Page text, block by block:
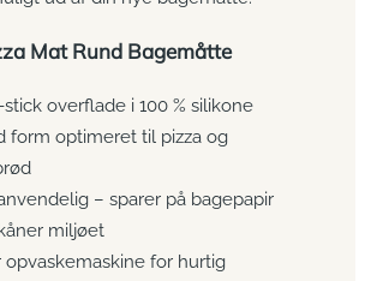
Mat Rund Bagemåtte
overflade i 100 % silikone
form optimeret til pizza og
– sparer på bagepapir
miljøet
opvaskemaskine for hurtig